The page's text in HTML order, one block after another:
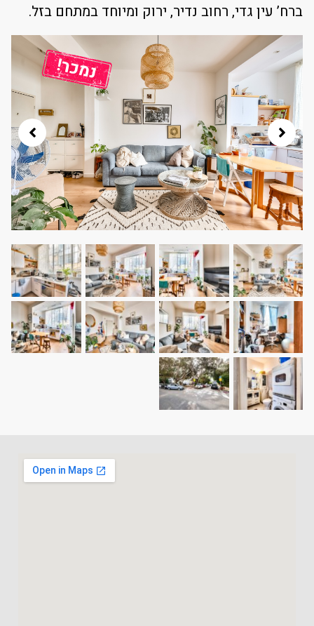
ברח’ עין גדי, רחוב נדיר, ירוק ומיוחד במתחם בזל.